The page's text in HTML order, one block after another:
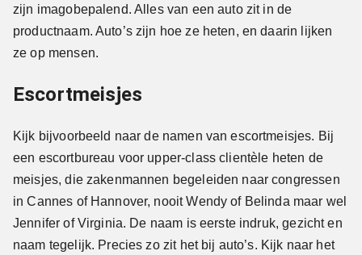
zijn imagobepalend. Alles van een auto zit in de
productnaam. Auto’s zijn hoe ze heten, en daarin lijken
ze op mensen.
Escortmeisjes
Kijk bijvoorbeeld naar de namen van escortmeisjes. Bij
een escortbureau voor upper-class clientèle heten de
meisjes, die zakenmannen begeleiden naar congressen
in Cannes of Hannover, nooit Wendy of Belinda maar wel
Jennifer of Virginia. De naam is eerste indruk, gezicht en
naam tegelijk. Precies zo zit het bij auto’s. Kijk naar het